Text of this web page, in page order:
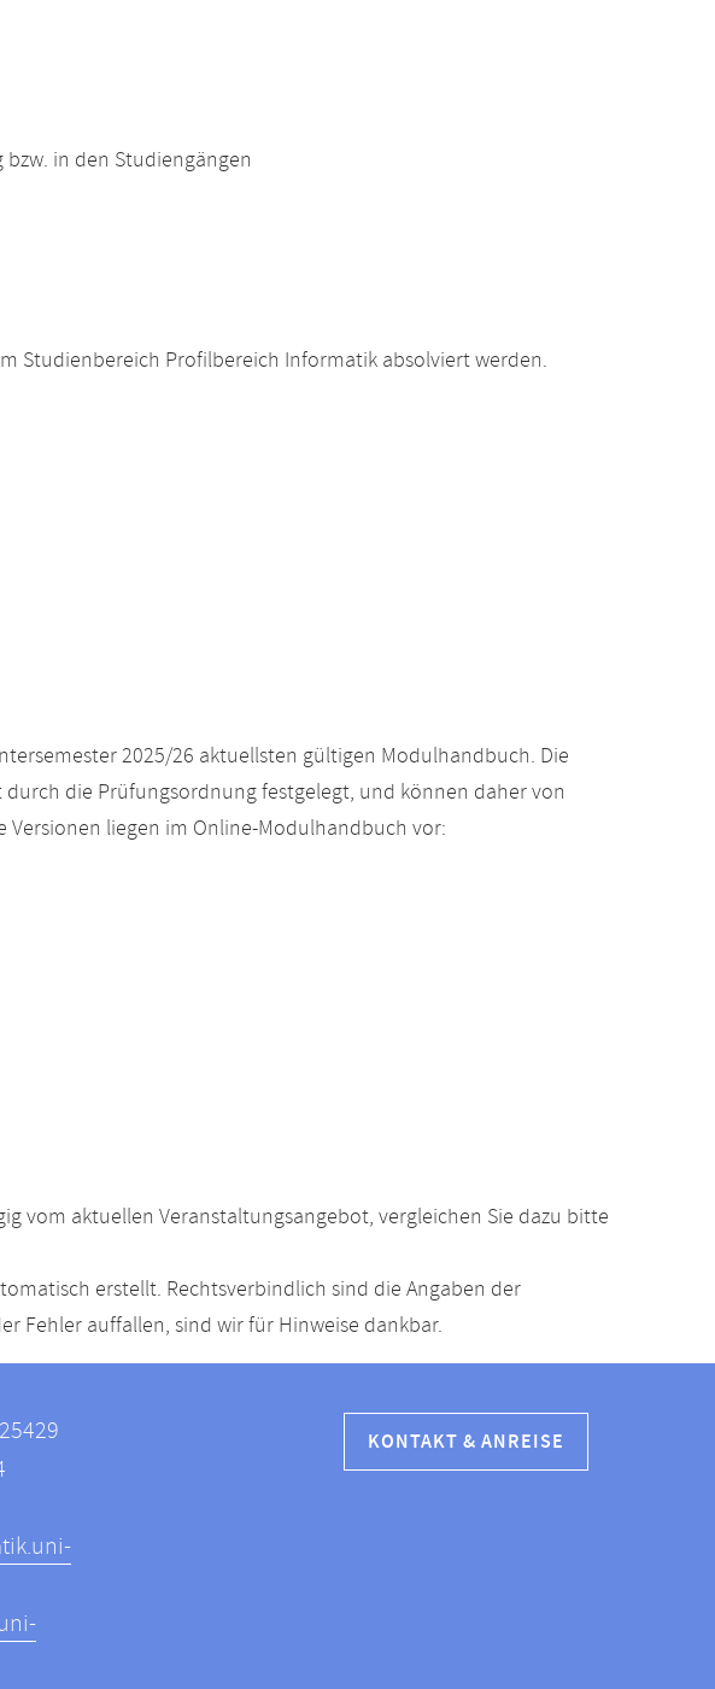
in den Studiengängen
Studienbereich Profilbereich Informatik absolviert werden.
2025/26 aktuellsten gültigen Modulhandbuch. Die
die Prüfungsordnung festgelegt, und können daher von
Versionen liegen im Online-Modulhandbuch vor:
vom aktuellen Veranstaltungsangebot, vergleichen Sie dazu bitte
erstellt. Rechtsverbindlich sind die Angaben der
Fehler auffallen, sind wir für Hinweise dankbar.
KONTAKT & ANREISE